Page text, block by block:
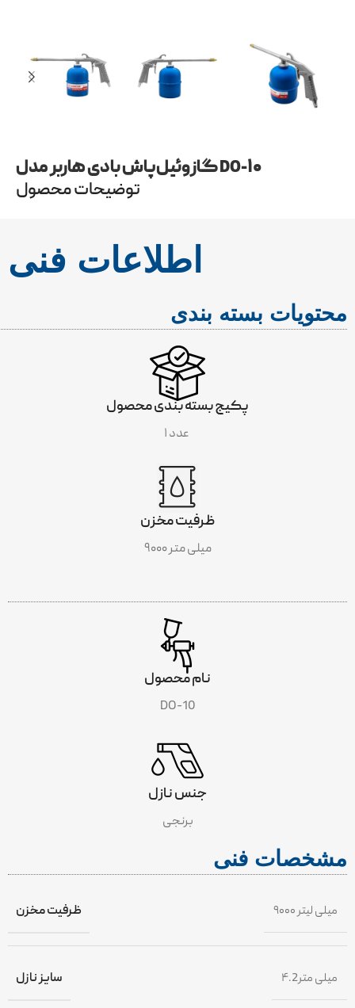
گازوئیل‌پاش بادی هاربر مدل DO-۱۰
توضیحات محصول
اطلاعات فنی
محتویات بسته بندی
پکیج بسته بندی محصول
ظرفیت مخزن
۹۰۰۰ میلی متر
نام محصول
DO-10
جنس نازل
برنجی
مشخصات فنی
ظرفیت مخزن ۹۰۰۰ میلی لیتر
سایز نازل ۴.2میلی متر